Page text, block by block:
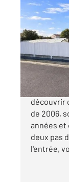
ST
132,63 m2
Ref : 6323
Maison
découvrir
de 2006,
années et
deux pas
l'entrée,